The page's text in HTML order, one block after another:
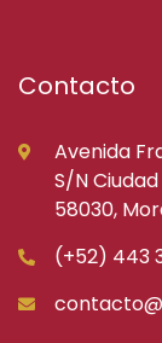
Contacto
Avenida
S/N
58030,
(+52) 443